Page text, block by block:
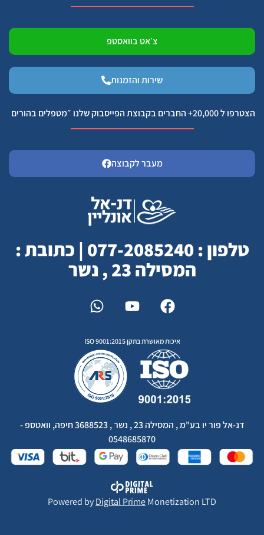
צ׳אט בוואסטפ
שירות והזמנות
הצטרפו ל 20,000+ החברים בקבוצת הפייסבוק שלנו ״מטפלים בהורים
מעבר לקבוצה
טלפון : 077-2085240 | כתובת :
המסילה 23 , נשר
איכות מאושרת בתקן ISO 9001:2015
דנ-אל פור יו בע"מ , המסילה 23 , נשר , 3688523 חיפה, וואטספ -
0548685870
Powered byDigital PrimeMonetization LTD